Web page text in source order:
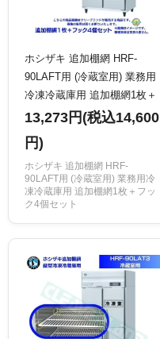
ホシザキ 追加棚網 HRF-
90LAFT用 (冷蔵室用) 業務用
冷凍冷蔵庫用 追加棚網1枚＋
フック4個セット
13,273円(税込14,600
円)
ホシザキ 追加棚網 HRF-
90LAFT用 (冷蔵室用) 業務用冷
凍冷蔵庫用 追加棚網1枚＋フッ
ク4個セット